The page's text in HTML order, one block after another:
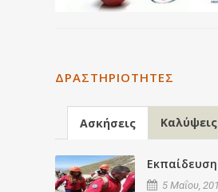
ΔΡΑΣΤΗΡΙΌΤΗΤΕΣ
Ασκήσεις Καλύψεις
5 Μαΐου,